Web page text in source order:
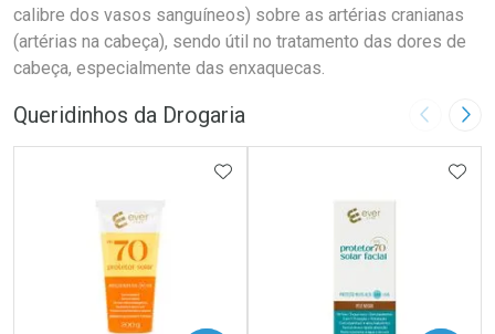
calibre dos vasos sanguíneos) sobre as artérias cranianas
(artérias na cabeça), sendo útil no tratamento das dores de
cabeça, especialmente das enxaquecas.
Queridinhos da Drogaria Imagem
ADICIONAR AOS FAVORITOS